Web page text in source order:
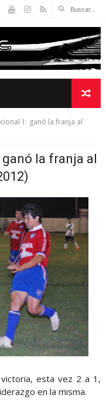
1: ganó la franja al
ganó la franja al
esta vez 2 a 1,
en la misma.